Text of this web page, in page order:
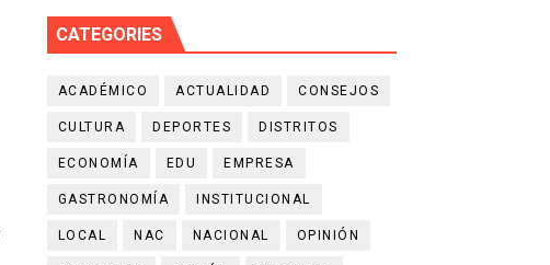
CATEGORIES
ACADÉMICO ACTUALIDAD CONSEJOS
CULTURA DEPORTES DISTRITOS
ECONOMÍA EDU EMPRESA
GASTRONOMÍA INSTITUCIONAL
LOCAL NAC NACIONAL OPINIÓN